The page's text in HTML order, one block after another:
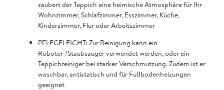
zaubert der Teppich eine heimische Atmosphäre für Ihr
Wohnzimmer, Schlafzimmer, Esszimmer, Küche,
Kinderzimmer, Flur oder Arbeitszimmer
PFLEGELEICHT: Zur Reinigung kann ein
Roboter-/Staubsauger verwendet werden, oder ein
Teppichreiniger bei starker Verschmutzung. Zudem ist er
waschbar, antistatisch und für Fußbodenheizungen
geeignet